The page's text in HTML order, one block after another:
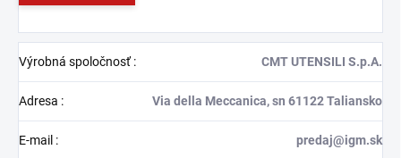
Výrobná spoločnosť: CMT UTENSILI S.p.A.
Adresa : Via della Meccanica, sn 61122 Taliansko
E-mail : predaj@igm.sk